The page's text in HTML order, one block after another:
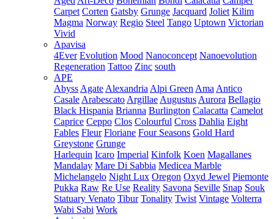
Carpet Corten Gatsby Grunge Jacquard Joliet Kilim
Magma Norway Regio Steel Tango Uptown Victorian
Vivid
Apavisa
4Ever Evolution Mood Nanoconcept Nanoevolution
Regeneration Tattoo Zinc south
APE
Abyss Agate Alexandria Alpi Green Ama Antico
Casale Arabescato Argillae Augustus Aurora Bellagio
Black Hispania Brianna Burlington Calacatta Camelot
Caprice Ceppo Clos Colourful Cross Dahlia Eight
Fables Fleur Floriane Four Seasons Gold Hard
Greystone Grunge
Harlequin Icaro Imperial Kinfolk Koen Magallanes
Mandalay Mare Di Sabbia Medicea Marble
Michelangelo Night Lux Oregon Oxyd Jewel Piemonte
Pukka Raw Re Use Reality Savona Seville Snap Souk
Statuary Venato Tibur Tonality Twist Vintage Volterra
Wabi Sabi Work